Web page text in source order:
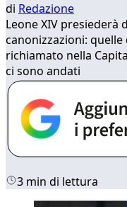
di Redazione
Leone XIV
canonizzazioni:
richiamato nella
ci sono andati
3 min di lettura